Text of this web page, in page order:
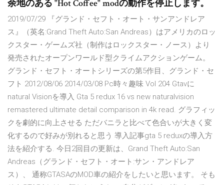
余地のある "Hot Coffee" modの動作を停止します。
2019/07/29 『グランド・セフト・オート・サンアンドレア
ス』（英名:Grand Theft Auto:San Andreas）はアメリカのロッ
クスター・ゲームズ社（制作はロックスター・ノース）より
発売されたオープンワールド型クライムアクションゲーム。
グランド・セフト・オートシリーズの第5作目、グランド・セ
フト 2012/08/06 2014/03/08 Pc時々趣味 Vol 204 Gtavに
natural Visionを導入 Gta 5 redux 16 vs new naturalvision
remastered ultimate detail comparison in 4k read. グラフィッ
クを劇的に向上させる ただバニラと比べて色合いが大きく変
化するので好みが別れると思う 導入記事gta 5 reduxの導入方
法を紹介する. 今日2回目の更新は、Grand Theft Auto:San
Andreas（グランド・セフト・オート:サン・アンドレア
ス）、 通称GTASAのMOD車の紹介をしたいと思います。 そも